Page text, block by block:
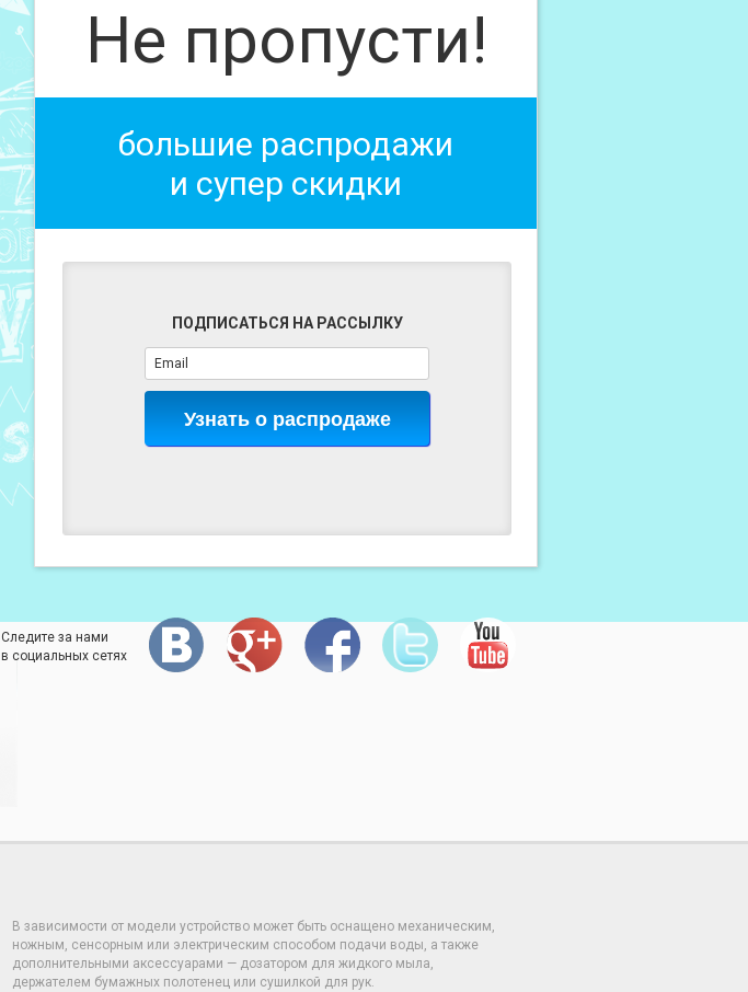
Следите за нами
в социальных сетях
Не пропусти!
большие распродажи
и супер скидки
ПОДПИСАТЬСЯ НА РАССЫЛКУ
Узнать о распродаже
В зависимости от модели устройство может быть оснащено механическим,
ножным, сенсорным или электрическим способом подачи воды, а также
дополнительными аксессуарами — дозатором для жидкого мыла,
держателем бумажных полотенец или сушилкой для рук.